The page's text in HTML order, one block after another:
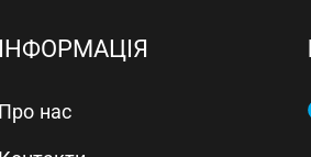
ІНФОРМАЦІЯ
Про нас